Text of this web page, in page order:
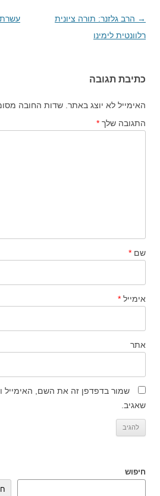
ניווט
בפוסטים
→ הרב גלזנר: תורה ציונית
רלוונטית לימינו
עשרת
כתיבת תגובה
האימייל לא יוצג באתר. שדות החובה
התגובה שלך *
שם *
אימייל *
אתר
שמור בדפדפן זה את השם,
שאגיב.
חיפוש